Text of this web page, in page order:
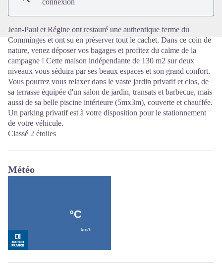
Jean-Paul et Régine ont restauré une authentique ferme du
Comminges et ont su en préserver tout le cachet. Dans ce coin de
nature, venez déposer vos bagages et profitez du calme de la
campagne ! Cette maison indépendante de 130 m2 sur deux
niveaux vous séduira par ses beaux espaces et son grand confort.
Vous pourrez vous relaxer dans le vaste jardin privatif et clos, de
sa terrasse équipée d'un salon de jardin, transats et barbecue, mais
aussi de sa belle piscine intérieure (5mx3m), couverte et chauffée.
Un parking privatif est à votre disposition pour le stationnement
de votre véhicule.
Classé 2 étoiles
Météo